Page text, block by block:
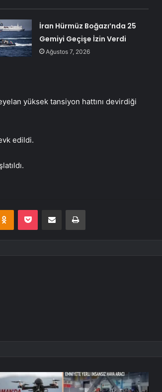
İran Hürmüz Boğazı’nda 25
Gemiyi Geçişe İzin Verdi
Ağustos 7, 2026
yüksek tansiyon hattını devirdiği
edildi.
Odnoklassniki
Pocket E-Posta ile paylaş Yazdır